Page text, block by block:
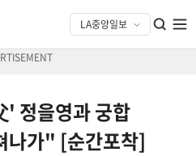
정을영과 궁합
나가" [순간포착]